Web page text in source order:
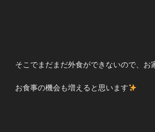
そこでまだまだ外食ができないので、お
お食事の機会も増えると思います